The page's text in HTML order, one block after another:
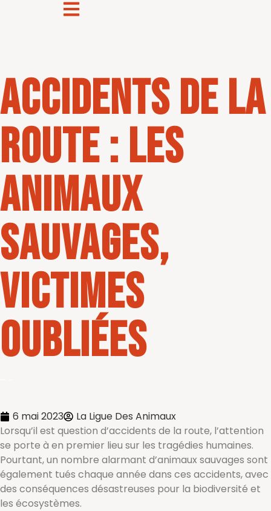
Accidents de la
route : les
animaux
sauvages,
victimes
oubliées
6 mai 2023
La Ligue Des Animaux
Lorsqu’il est question d’accidents de la route, l’attention
se porte à en premier lieu sur les tragédies humaines.
Pourtant, un nombre alarmant d’animaux sauvages sont
également tués chaque année dans ces accidents, avec
des conséquences désastreuses pour la biodiversité et
les écosystèmes.